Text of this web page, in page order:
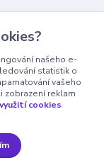
našeho e-
statistik o
vašeho
zobrazení reklam
cookies